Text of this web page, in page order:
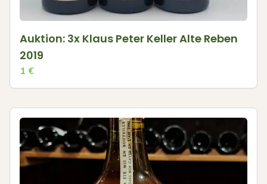
Auktion: 3x Klaus Peter Keller Alte Reben
2019
1 €